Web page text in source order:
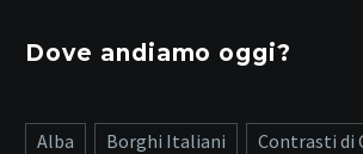
Dove andiamo oggi?
Alba Borghi Italiani
Contrasti di